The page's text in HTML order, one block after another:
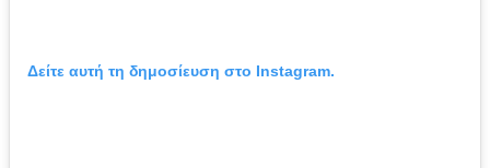
Δείτε αυτή τη δημοσίευση στο Instagram.